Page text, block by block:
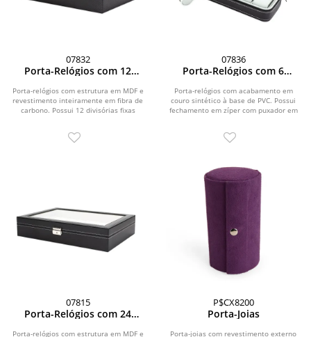
07832
Porta-Relógios com 12
Porta-relógios com estrutura em MDF e
revestimento inteiramente em fibra de
carbono. Possui 12 divisórias fixas
07836
Porta-Relógios com 6
Porta-relógios com acabamento em
couro sintético à base de PVC. Possui
fechamento em zíper com puxador em
07815
Porta-Relógios com 24
Porta-relógios com estrutura em MDF e
P$CX8200
Porta-Joias
Porta-joias com revestimento externo